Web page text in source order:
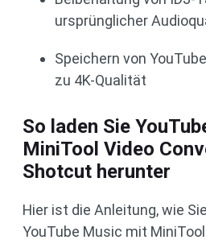
ursprünglicher
Speichern von
zu 4K-Qualität
So laden Sie
MiniTool Video
Shotcut herunter
Hier ist die Anleitung, wie
YouTube Music mit